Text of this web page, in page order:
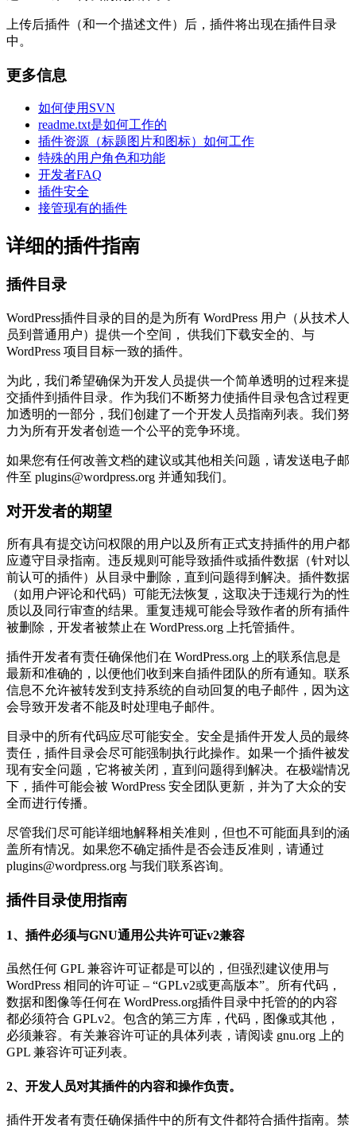
上传后插件（和一个描述文件）后，插件将出现在插件目录
中。
更多信息
如何使用SVN
readme.txt是如何工作的
插件资源（标题图片和图标）如何工作
特殊的用户角色和功能
开发者FAQ
插件安全
接管现有的插件
详细的插件指南
插件目录
WordPress插件目录的目的是为所有 WordPress 用户（从技术人
员到普通用户）提供一个空间， 供我们下载安全的、与
WordPress 项目目标一致的插件。
为此，我们希望确保为开发人员提供一个简单透明的过程来提
交插件到插件目录。作为我们不断努力使插件目录包含过程更
加透明的一部分，我们创建了一个开发人员指南列表。我们努
力为所有开发者创造一个公平的竞争环境。
如果您有任何改善文档的建议或其他相关问题，请发送电子邮
件至 plugins@wordpress.org 并通知我们。
对开发者的期望
所有具有提交访问权限的用户以及所有正式支持插件的用户都
应遵守目录指南。违反规则可能导致插件或插件数据（针对以
前认可的插件）从目录中删除，直到问题得到解决。插件数据
（如用户评论和代码）可能无法恢复，这取决于违规行为的性
质以及同行审查的结果。重复违规可能会导致作者的所有插件
被删除，开发者被禁止在 WordPress.org 上托管插件。
插件开发者有责任确保他们在 WordPress.org 上的联系信息是
最新和准确的，以便他们收到来自插件团队的所有通知。联系
信息不允许被转发到支持系统的自动回复的电子邮件，因为这
会导致开发者不能及时处理电子邮件。
目录中的所有代码应尽可能安全。安全是插件开发人员的最终
责任，插件目录会尽可能强制执行此操作。如果一个插件被发
现有安全问题，它将被关闭，直到问题得到解决。在极端情况
下，插件可能会被 W​​ordPress 安全团队更新，并为了大众的安
全而进行传播。
尽管我们尽可能详细地解释相关准则，但也不可能面具到的涵
盖所有情况。如果您不确定插件是否会违反准则，请通过
plugins@wordpress.org 与我们联系咨询。
插件目录使用指南
1、插件必须与GNU通用公共许可证v2兼容
虽然任何 GPL 兼容许可证都是可以的，但强烈建议使用与
WordPress 相同的许可证 – “GPLv2或更高版本”。所有代码，
数据和图像等任何在 WordPress.org插件目录中托管的的内容
都必须符合 GPLv2。包含的第三方库，代码，图像或其他，
必须兼容。有关兼容许可证的具体列表，请阅读 gnu.org 上的
GPL 兼容许可证列表。
2、开发人员对其插件的内容和操作负责。
插件开发者有责任确保插件中的所有文件都符合插件指南。禁